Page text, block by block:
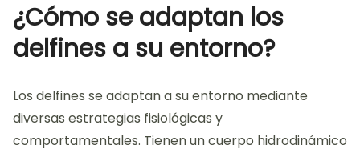
¿Cómo se adaptan los
delfines a su entorno?
Los delfines se adaptan a su entorno mediante
diversas estrategias fisiológicas y
comportamentales. Tienen un cuerpo hidrodinámico